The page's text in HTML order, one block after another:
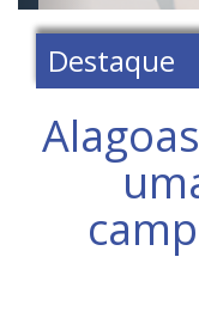
Destaque